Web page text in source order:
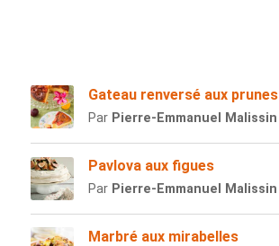
Gateau renversé aux prunes
Par Pierre-Emmanuel Malissin
Pavlova aux figues
Par Pierre-Emmanuel Malissin
Marbré aux mirabelles